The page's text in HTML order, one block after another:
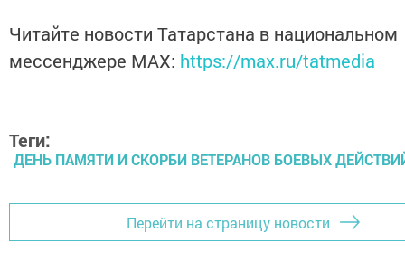
Читайте новости Татарстана в национальном
мессенджере MАХ: https://max.ru/tatmedia
Теги:
ДЕНЬ ПАМЯТИ И СКОРБИ ВЕТЕРАНОВ БОЕВЫХ
Перейти на страницу новости